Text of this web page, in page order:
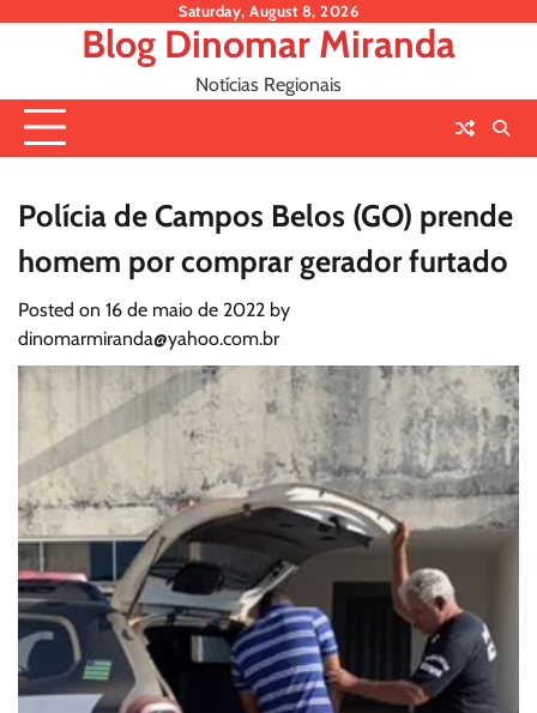
Saturday, August 8, 2026
Blog Dinomar Miranda
Notícias Regionais
Polícia de Campos Belos (GO) prende
homem por comprar gerador furtado
Posted on 16 de maio de 2022 by
dinomarmiranda@yahoo.com.br